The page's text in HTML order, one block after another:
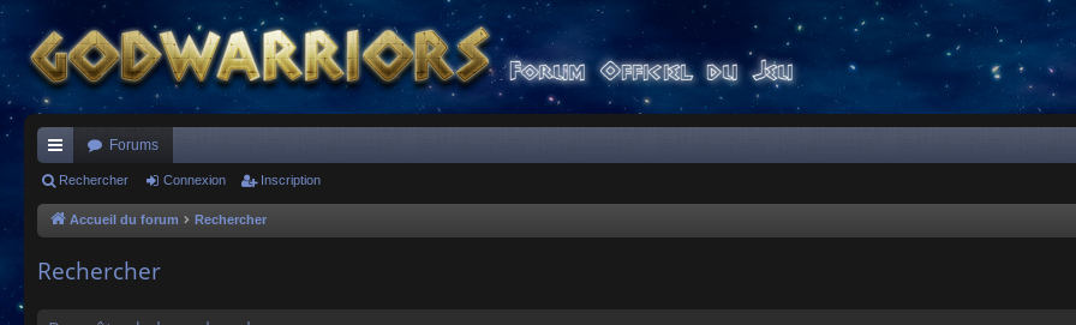
ac
co
Forums
Rechercher Connexion Inscription
Accueil du forum Rechercher
Rechercher